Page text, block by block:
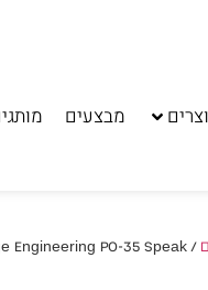
מבצעים
/ Teenage Engineering PO-35 Speak – סינתיסייזר סמפלר